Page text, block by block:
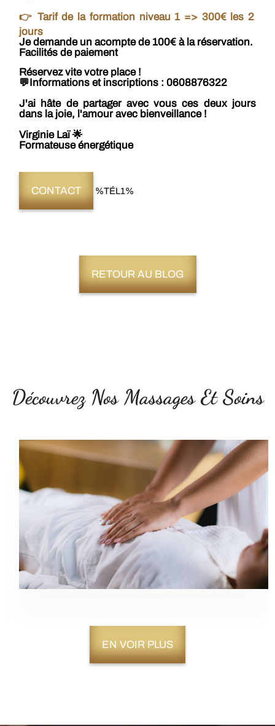
👉 Tarif de la formation niveau 1 => 300€ les 2
jours
Je demande un acompte de 100€ à la réservation.
Facilités de paiement
Réservez vite votre place !
💬Informations et inscriptions : 0608876322
J'ai hâte de partager avec vous ces deux jours
dans la joie, l'amour avec bienveillance !
Virginie Laï 🌟
Formateuse énergétique
CONTACT %TÉL1%
RETOUR AU BLOG
Découvrez Nos Massages Et Soins
EN VOIR PLUS